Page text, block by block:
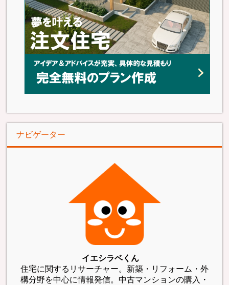
ナビゲーター
イエシラベくん
住宅に関するリサーチャー。新築・リフォーム・外
構分野を中心に情報発信。中古マンションの購入・